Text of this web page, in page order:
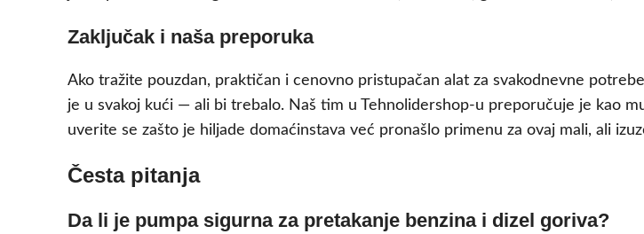
Zaključak i naša preporuka
Ako tražite pouzdan, praktičan i cenovno pristupačan alat za svakodnevne
je u svakoj kući — ali bi trebalo. Naš tim u Tehnolidershop-u preporučuje je kao
uverite se zašto je hiljade domaćinstava već pronašlo primenu za ovaj mali, ali
Česta pitanja
Da li je pumpa sigurna za pretakanje benzina i dizel goriva?